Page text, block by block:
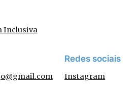
Inclusiva
Redes sociais
Instagram